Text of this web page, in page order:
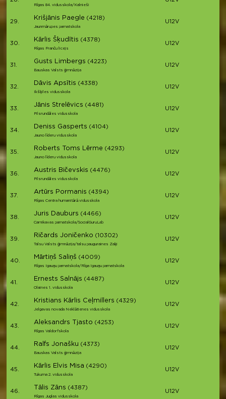
Rīgas 84. vidusskola/Kalnieši
29.
Krišjānis Paegle (4218)
Jaunmārupes pamatskola
U12V
30.
Kārlis Šķudītis (4378)
Rīgas Franču licejs
U12V
31.
Gusts Limbergs (4223)
Bauskas Valsts ģimnāzija
U12V
32.
Dāvis Apsītis (4338)
Ikšķiles vidusskola
U12V
33.
Jānis Strelēvics (4481)
Pilsrundāles vidusskola
U12V
34.
Deniss Gasperts (4104)
Jauno līderu vidusskola
U12V
35.
Roberts Toms Lērme (4293)
Jauno līderu vidusskola
U12V
36.
Austris Bičevskis (4476)
Pilsrundāles vidusskola
U12V
37.
Artūrs Pormanis (4394)
Rīgas Centra humanitārā vidusskola
U12V
38.
Juris Dauburs (4466)
Carnikavas pamatskola/SocialGuruLab
U12V
39.
Ričards Joničenko (10302)
Talsu Valsts ģimnāzija/talsu pauguraines Zaķi
U12V
40.
Mārtiņš Saliņš (4009)
Rīgas Igauņu pamatskola/Rīga Igauņu pamatskola
U12V
41.
Ernests Salnājs (4487)
Olaines 1. vidusskola
U12V
42.
Kristians Kārlis Ceļmillers (4329)
Jelgavas novada Neklātienes vidusskola
U12V
43.
Aleksandrs Tjasto (4253)
Rīgas Valdorfskola
U12V
44.
Ralfs Jonašku (4373)
Bauskas Valsts ģimnāzija
U12V
45.
Kārlis Elvis Misa (4290)
Tukuma 2. vidusskola
U12V
46.
Tālis Zāns (4387)
Rīgas Juglas vidusskola
U12V